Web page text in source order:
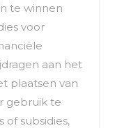
te winnen
voor
aan het
plaatsen van
gebruik te
of subsidies,